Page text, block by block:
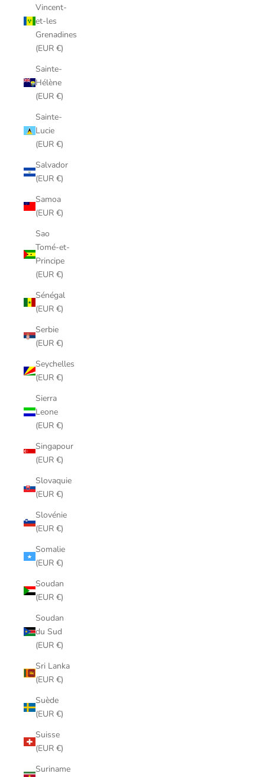
Vincent-
et-les
Grenadines
(EUR €)
Sainte-
Hélène
(EUR €)
Sainte-
Lucie
(EUR €)
Salvador
(EUR €)
Samoa
(EUR €)
Sao
Tomé-et-
Principe
(EUR €)
Sénégal
(EUR €)
Serbie
(EUR €)
Seychelles
(EUR €)
Sierra
Leone
(EUR €)
Singapour
(EUR €)
Slovaquie
(EUR €)
Slovénie
(EUR €)
Somalie
(EUR €)
Soudan
(EUR €)
Soudan
du Sud
(EUR €)
Sri Lanka
(EUR €)
Suède
(EUR €)
Suisse
(EUR €)
Suriname